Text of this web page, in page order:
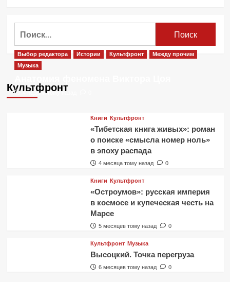
Культфронт
Выбор редактора Истории Культфронт
Между прочим
Музыка
4 недели тому назад
Книги Культфронт
«Тибетская книга живых»: роман
о поиске «смысла номер ноль»
в эпоху распада
4 месяца тому назад 0
Книги Культфронт
«Остроумов»: русская империя
в космосе и купеческая честь на
Марсе
5 месяцев тому назад 0
Культфронт Музыка
Высоцкий. Точка перегруза
6 месяцев тому назад 0